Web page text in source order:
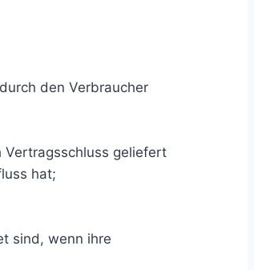
den Verbraucher
Vertragsschluss geliefert
hat;
sind, wenn ihre